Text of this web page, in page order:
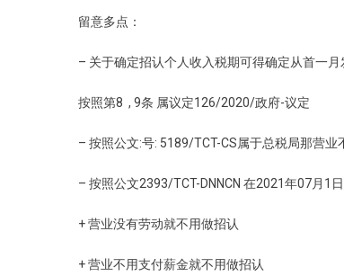
留意多点：
– 关于确定招认个人收入税期可得确定从首一
按照第8 , 9条 属议定126/2020/政府-议定
– 按照公文:号: 5189/TCT-CS属于总税局那营业
– 按照公文2393/TCT-DNNCN 在2021年07月1
+ 营业没有劳动就不用做招认
+ 营业不用支付薪金就不用做招认